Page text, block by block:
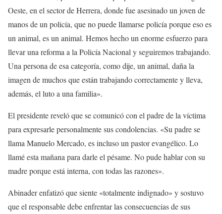
Oeste, en el sector de Herrera, donde fue asesinado un joven de
manos de un policía, que no puede llamarse policía porque eso es
un animal, es un animal. Hemos hecho un enorme esfuerzo para
llevar una reforma a la Policía Nacional y seguiremos trabajando.
Una persona de esa categoría, como dije, un animal, daña la
imagen de muchos que están trabajando correctamente y lleva,
además, el luto a una familia».
El presidente reveló que se comunicó con el padre de la víctima
para expresarle personalmente sus condolencias. «Su padre se
llama Manuelo Mercado, es incluso un pastor evangélico. Lo
llamé esta mañana para darle el pésame. No pude hablar con su
madre porque está interna, con todas las razones».
Abinader enfatizó que siente «totalmente indignado» y sostuvo
que el responsable debe enfrentar las consecuencias de sus